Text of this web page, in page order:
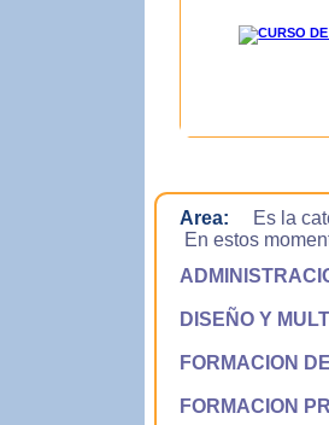
Area:
Es la
En estos
DISEÑO Y
FORMACION
FORMACION